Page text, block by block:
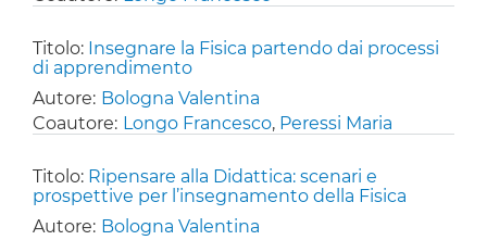
Titolo: Insegnare la Fisica partendo dai processi
di apprendimento
Autore: Bologna Valentina
Coautore: Longo Francesco, Peressi Maria
Titolo: Ripensare alla Didattica: scenari e
prospettive per l’insegnamento della Fisica
Autore: Bologna Valentina